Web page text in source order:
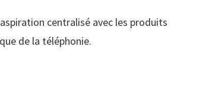
centralisé avec les produits
de la téléphonie.